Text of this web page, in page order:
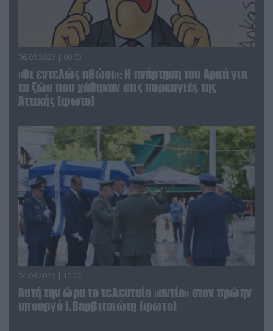
06.08.2026 | 09:03
«Οι εντελώς αθώοι»: Η ανάρτηση του Αρκά για
τα ζώα που χάθηκαν στις πυρκαγιές της
Αττικής (φωτο)
04.08.2026 | 15:02
Αυτή την ώρα το τελευταίο «αντίο» στον πρώην
υπουργό Ι.Βαρβιτσιώτη (φωτο)